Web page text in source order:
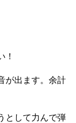
！
が出ます。余計
として力んで弾